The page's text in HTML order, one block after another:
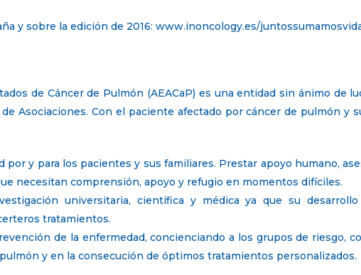
y sobre la edición de 2016: www.inoncology.es/
de Cáncer de Pulmón (AEACaP) es una entidad sin ánimo de
Asociaciones. Con el paciente afectado por cáncer de pulmón y
por y para los pacientes y sus familiares. Prestar apoyo humano,
necesitan comprensión, apoyo y refugio en momentos difíciles.
universitaria, científica y médica ya que su
tratamientos.
de la enfermedad, concienciando a los grupos de riesgo,
y en la consecución de óptimos tratamientos personalizados.